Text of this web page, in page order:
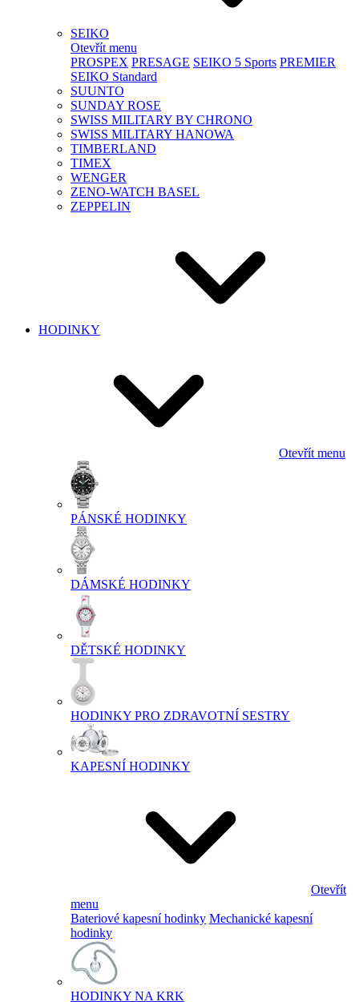
SEIKO
Otevřít menu
PROSPEX PRESAGE SEIKO 5 Sports PREMIER
SEIKO Standard
SUUNTO
SUNDAY ROSE
SWISS MILITARY BY CHRONO
SWISS MILITARY HANOWA
TIMBERLAND
TIMEX
WENGER
ZENO-WATCH BASEL
ZEPPELIN
HODINKY
Otevřít menu
PÁNSKÉ HODINKY
DÁMSKÉ HODINKY
DĚTSKÉ HODINKY
HODINKY PRO ZDRAVOTNÍ SESTRY
KAPESNÍ HODINKY
Otevřít
menu
Bateriové kapesní hodinky Mechanické kapesní
hodinky
HODINKY NA KRK